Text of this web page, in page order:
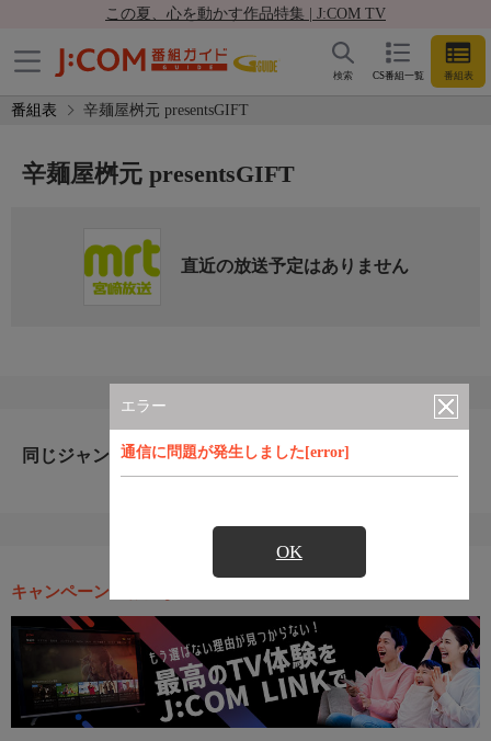
この夏、心を動かす作品特集 | J:COM TV
CS番組一覧 番組表
検索
番組表 辛麺屋桝元 presentsGIFT
エラー
通信に問題が発生しました[error]
OK
辛麺屋桝元 presentsGIFT
直近の放送予定はありません
同じジャンルのおすすめ番組
キャンペーン・お得な情報